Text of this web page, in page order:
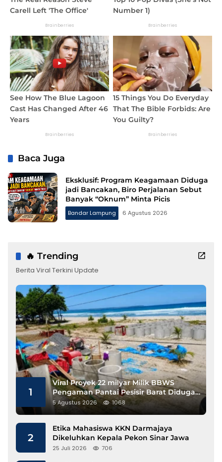
Baca Juga
Eksklusif: Program Keagamaan Diduga
jadi Bancakan, Biro Perjalanan Sebut
Banyak “Oknum” Minta Picis
Bandar Lampung 6 Agustus 2026
🔥 Trending
Berita Viral Terkini Update
1
Viral Proyek 22 milyar Milik BBWS
Pengaman Pantai Pesisir Barat Diduga
Gunakan Besi Banci
5 Agustus 2026 1068
2
Etika Mahasiswa KKN Darmajaya
Dikeluhkan Kepala Pekon Sinar Jawa
25 Juli 2026 706